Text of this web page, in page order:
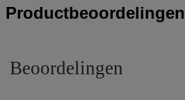
Productbeoordelingen